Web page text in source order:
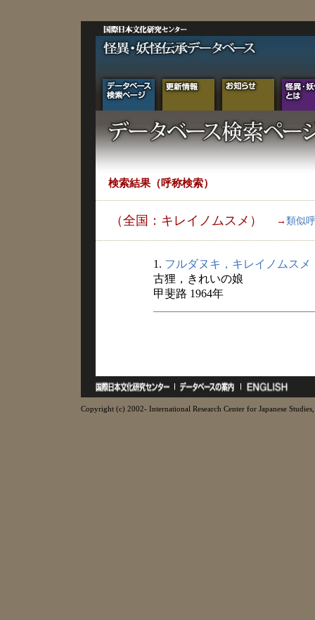
検索結果（呼称検索）
（全国：キレイノムスメ） → 類似
1. フルダヌキ，キレイノムスメ
古狸，きれいの娘
甲斐路 1964年
Copyright (c) 2002- International Research Center for Japanese